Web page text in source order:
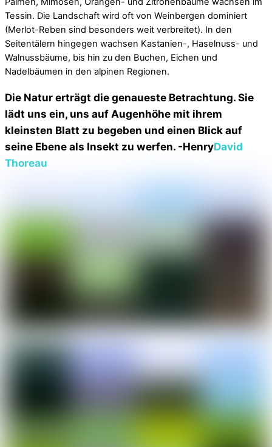
Tessin. Die Landschaft wird oft von Weinbergen dominiert
(Merlot-Reben sind besonders weit verbreitet). In den
Seitentälern hingegen wachsen Kastanien-, Haselnuss- und
Walnussbäume, bis hin zu den Buchen, Eichen und
Nadelbäumen in den alpinen Regionen.
Die Natur erträgt die genaueste Betrachtung. Sie
lädt uns ein, uns auf Augenhöhe mit ihrem
kleinsten Blatt zu begeben und einen Blick auf
seine Ebene als Insekt zu werfen. -HenryDavid
Thoreau